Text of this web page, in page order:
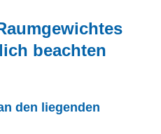
beachten
den liegenden